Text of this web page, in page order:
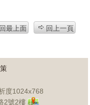
回最上面 回上一頁
度1024x768
2號2樓